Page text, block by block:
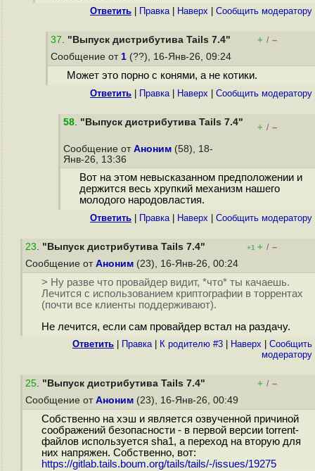
Ответить Правка| Наверх Cообщить модератору
37. "Выпуск дистрибутива Tails 7.4" + / –
Сообщение от 1 (??), 16-Янв-26, 09:24
Может это порно с конями, а не котики.
Ответить Правка| Наверх Cообщить модератору
58. "Выпуск дистрибутива Tails 7.4" + / –
Сообщение от Аноним (58), 18-
Янв-26, 13:36
Вот на этом невысказанном предположении и
держится весь хрупкий механизм нашего
молодого народовластия.
Ответить Правка| Наверх Cообщить модератору
23. "Выпуск дистрибутива Tails 7.4" +1 + / –
Сообщение от Аноним (23), 16-Янв-26, 00:24
> Ну разве что провайдер видит, *что* ты качаешь.
Лечится с использованием криптографии в торрентах
(почти все клиенты поддерживают).
Не лечится, если сам провайдер встал на раздачу.
Ответить Правка| К родителю #3 Наверх
Cообщить
модератору
25. "Выпуск дистрибутива Tails 7.4" + / –
Сообщение от Аноним (23), 16-Янв-26, 00:49
Собственно на хэш и является озвученной причиной
соображений безопасности - в первой версии torrent-
файлов используется sha1, а переход на вторую для
них напряжен. Собственно, вот:
https://gitlab.tails.boum.org/tails/tails/-/issues/19275